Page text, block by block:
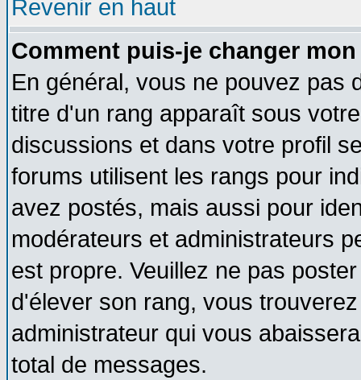
Revenir en haut
Comment puis-je changer
En général, vous ne pouvez pas
titre d'un rang apparaît sous
discussions et dans votre profil
forums utilisent les rangs pour
avez postés, mais aussi pour
modérateurs et administrateurs
est propre. Veuillez ne pas
d'élever son rang, vous
administrateur qui vous
total de messages.